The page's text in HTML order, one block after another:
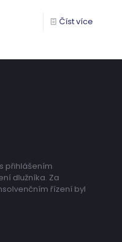
Číst více
přihlášením
dlužníka. Za
řízení byl